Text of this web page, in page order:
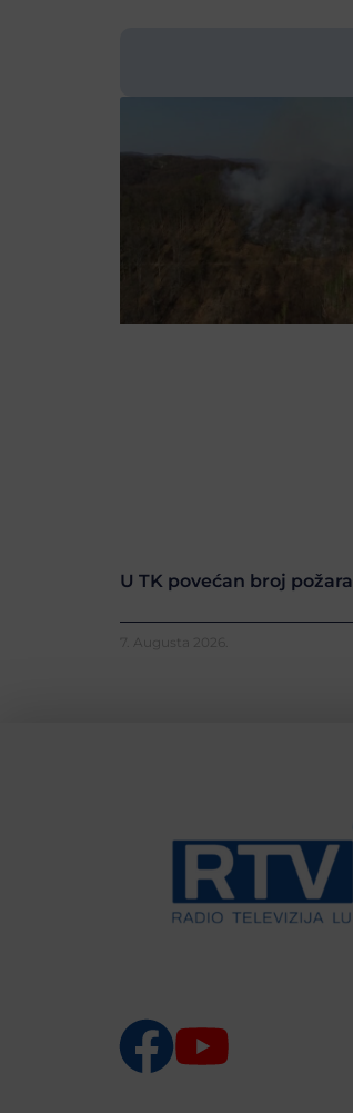
U TK povećan broj požara
7. Augusta 2026.